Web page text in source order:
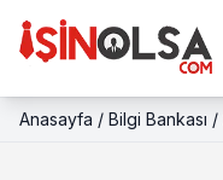
Anasayfa / Bilgi Bankası /